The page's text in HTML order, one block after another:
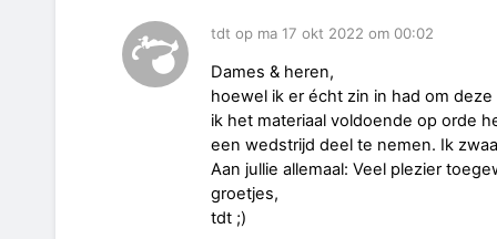
tdt op ma 17 okt 2022 om 00:02
Dames & heren,
hoewel ik er écht zin in had om
ik het materiaal voldoende op orde
een wedstrijd deel te nemen. Ik
Aan jullie allemaal: Veel plezier
groetjes,
tdt ;)